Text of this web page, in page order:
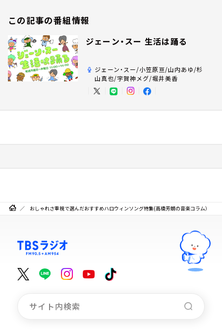
この記事の番組情報
ジェーン・スー 生活は踊る
ジェーン・スー/小笠原亘/山内あゆ/杉
山真也/宇賀神メグ/堀井美香
おしゃれさ重視で選んだおすすめハロウィンソング特集(高橋芳朗の音楽コラム）